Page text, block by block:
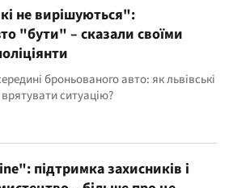
не вирішуються":
"бути" – сказали своїми
броньованого авто: як львівські
ситуацію?
підтримка захисників і